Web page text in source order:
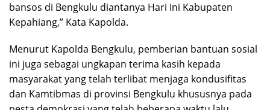
bansos di Bengkulu diantanya Hari Ini Kabupaten
Kepahiang,” Kata Kapolda.
Menurut Kapolda Bengkulu, pemberian bantuan sosial
ini juga sebagai ungkapan terima kasih kepada
masyarakat yang telah terlibat menjaga kondusifitas
dan Kamtibmas di provinsi Bengkulu khususnya pada